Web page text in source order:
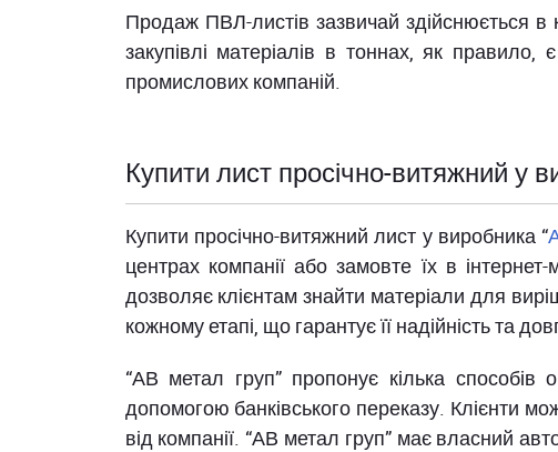
Продаж ПВЛ-листів зазвичай здійснюється в
закупівлі матеріалів в тоннах, як
промислових компаній.
Купити лист просічно-витяжний у
Купити просічно-витяжний лист у виробника “
центрах компанії або замовте їх в
дозволяє клієнтам знайти матеріали для
кожному етапі, що гарантує її надійність та
“АВ метал груп” пропонує кілька
допомогою банківського переказу. Клієнти
від компанії. “АВ метал груп” має власний